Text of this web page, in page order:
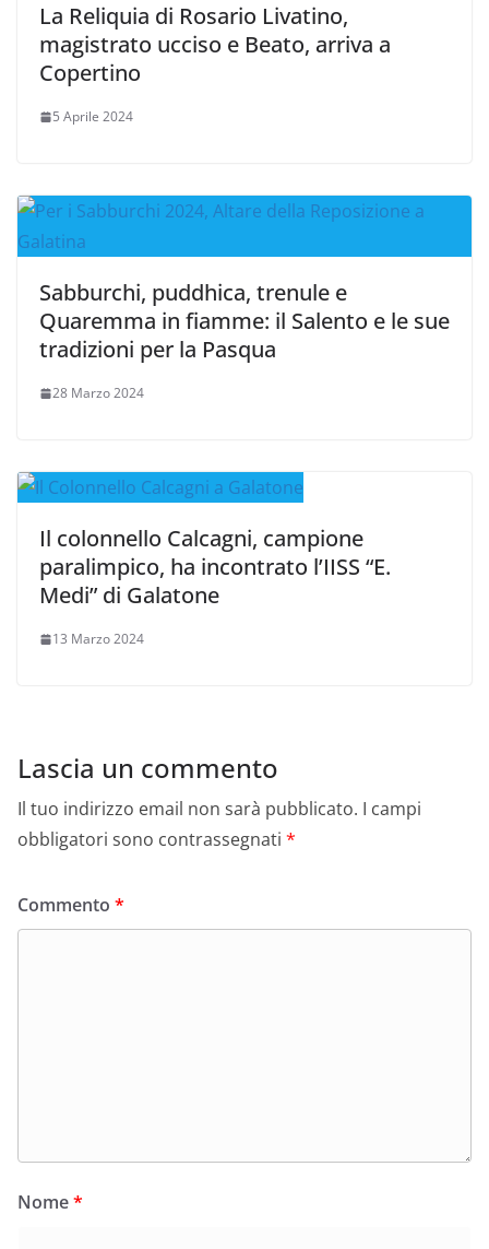
La Reliquia di Rosario Livatino,
magistrato ucciso e Beato, arriva a
Copertino
5 Aprile 2024
Sabburchi, puddhica, trenule e
Quaremma in fiamme: il Salento e le sue
tradizioni per la Pasqua
28 Marzo 2024
Il colonnello Calcagni, campione
paralimpico, ha incontrato l’IISS “E.
Medi” di Galatone
13 Marzo 2024
Lascia un commento
Il tuo indirizzo email non sarà pubblicato. I campi
obbligatori sono contrassegnati *
Commento *
Nome*